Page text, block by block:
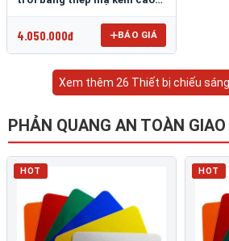
4.050.000đ BÁO GIÁ
Xem thêm 26 Thiết bị chiếu
PHẢN QUANG AN TOÀN
HOT HOT